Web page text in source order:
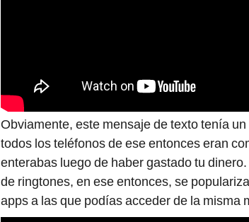
Obviamente, este mensaje de texto tenía
todos los teléfonos de ese entonces eran
enterabas luego de haber gastado tu
de ringtones, en ese entonces, se
apps a las que podías acceder de la misma